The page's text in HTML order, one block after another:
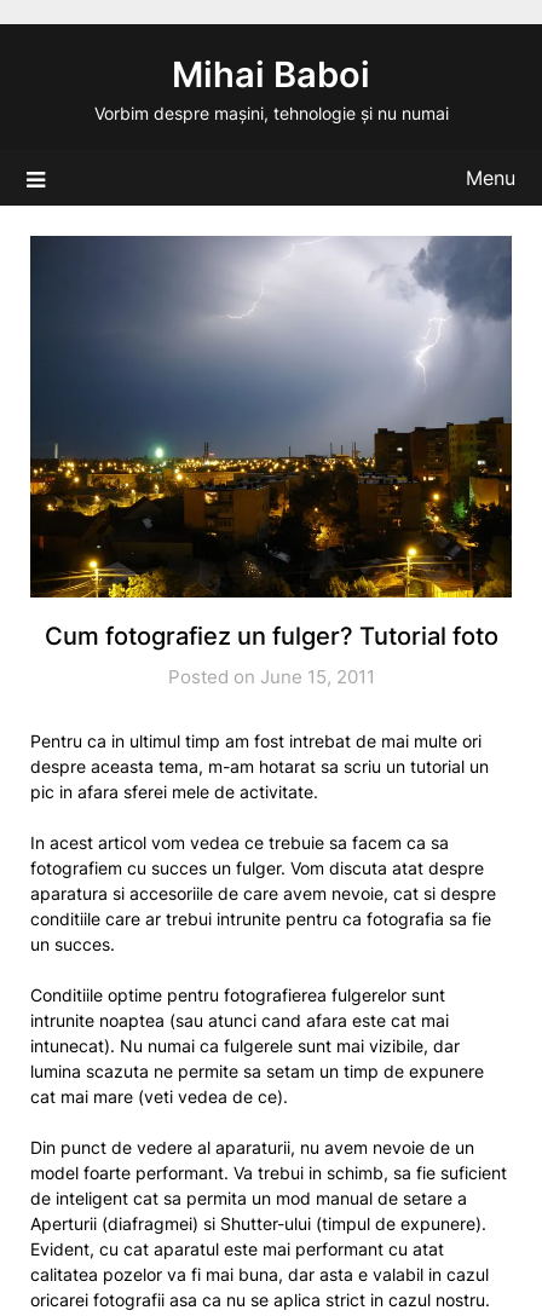
Mihai Baboi
Vorbim despre mașini, tehnologie și nu numai
Menu
Cum fotografiez un fulger? Tutorial foto
Posted on June 15, 2011
Pentru ca in ultimul timp am fost intrebat de mai multe ori
despre aceasta tema, m-am hotarat sa scriu un tutorial un
pic in afara sferei mele de activitate.
In acest articol vom vedea ce trebuie sa facem ca sa
fotografiem cu succes un fulger. Vom discuta atat despre
aparatura si accesoriile de care avem nevoie, cat si despre
conditiile care ar trebui intrunite pentru ca fotografia sa fie
un succes.
Conditiile optime pentru fotografierea fulgerelor sunt
intrunite noaptea (sau atunci cand afara este cat mai
intunecat). Nu numai ca fulgerele sunt mai vizibile, dar
lumina scazuta ne permite sa setam un timp de expunere
cat mai mare (veti vedea de ce).
Din punct de vedere al aparaturii, nu avem nevoie de un
model foarte performant. Va trebui in schimb, sa fie suficient
de inteligent cat sa permita un mod manual de setare a
Aperturii (diafragmei) si Shutter-ului (timpul de expunere).
Evident, cu cat aparatul este mai performant cu atat
calitatea pozelor va fi mai buna, dar asta e valabil in cazul
oricarei fotografii asa ca nu se aplica strict in cazul nostru.